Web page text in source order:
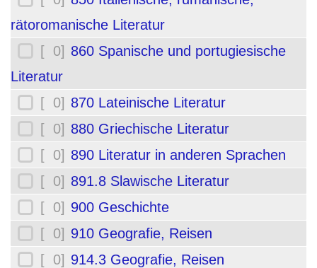
rätoromanische Literatur
[ 0] 860 Spanische und portugiesische
Literatur
[ 0] 870 Lateinische Literatur
[ 0] 880 Griechische Literatur
[ 0] 890 Literatur in anderen Sprachen
[ 0] 891.8 Slawische Literatur
[ 0] 900 Geschichte
[ 0] 910 Geografie, Reisen
[ 0] 914.3 Geografie, Reisen